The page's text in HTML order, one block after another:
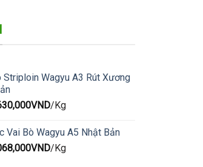
Striploin Wagyu A3 Rút Xương
VND/Kg
Vai Bò Wagyu A5 Nhật Bản
VND/Kg